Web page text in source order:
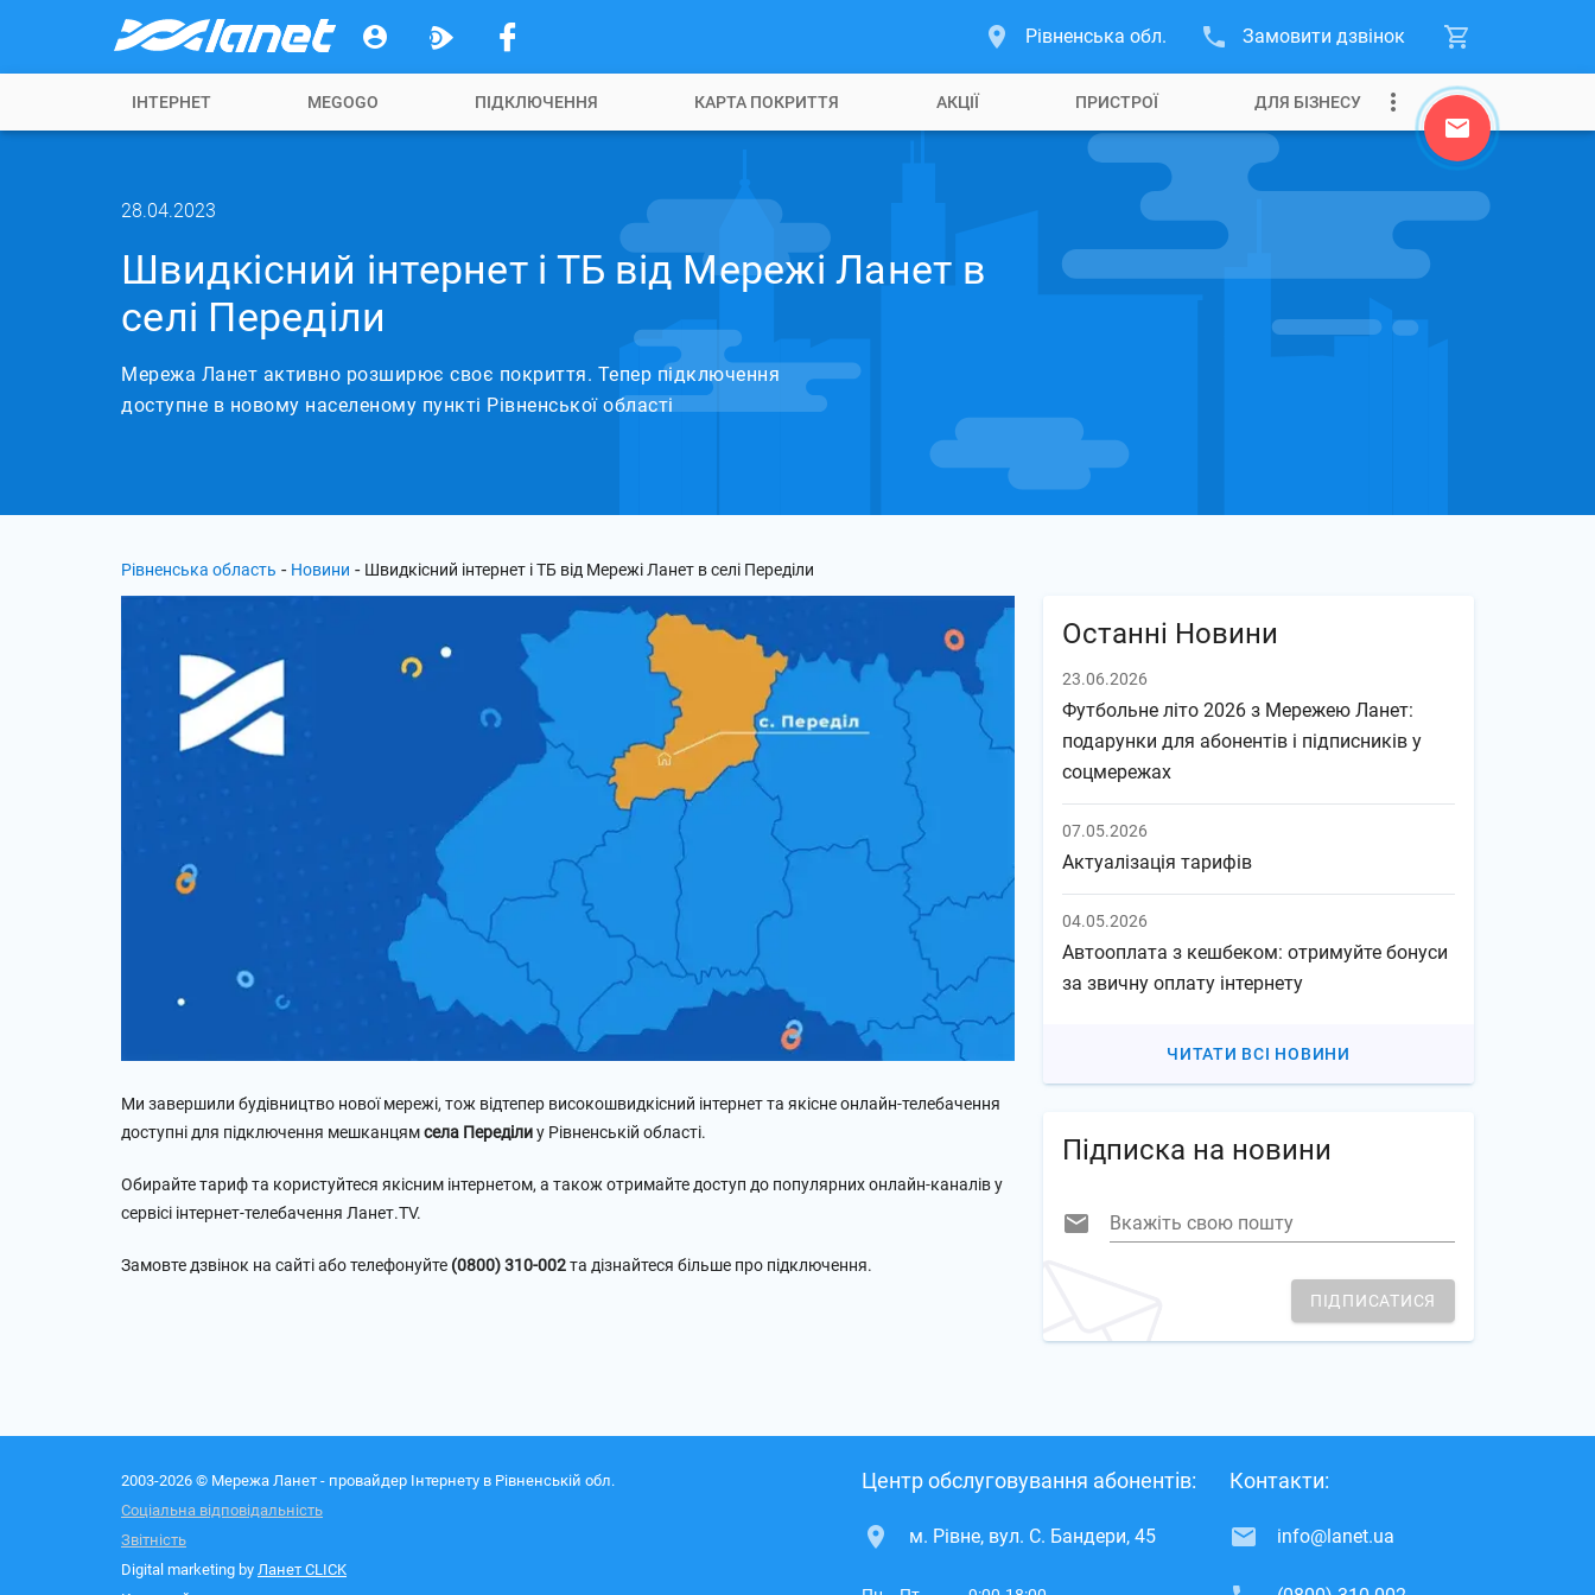
Рівненська обл. Замовити дзвінок
ІНТЕРНЕТ MEGOGO ПІДКЛЮЧЕННЯ КАРТА ПОКРИТТЯ АКЦІЇ ПРИСТРОЇ ДЛЯ БІЗНЕСУ
28.04.2023
Швидкісний інтернет і ТБ від Мережі Ланет в
селі Переділи
Мережа Ланет активно розширює своє покриття. Тепер підключення
доступне в новому населеному пункті Рівненської області
Рівненська область - Новини - Швидкісний інтернет і ТБ від Мережі Ланет в селі Переділи
Ми завершили будівництво нової мережі, тож відтепер високошвидкісний інтернет та якісне онлайн-телебачення
доступні для підключення мешканцямсела Переділиу Рівненській області.
Обирайте тариф та користуйтеся якісним інтернетом, а також отримайте доступ до популярних онлайн-каналів у
сервісі інтернет-телебачення Ланет.TV.
Замовте дзвінок на сайті або телефонуйте (0800) 310-002та дізнайтеся більше про підключення.
Останні Новини
23.06.2026
Футбольне літо 2026 з Мережею Ланет:
подарунки для абонентів і підписників у
соцмережах
07.05.2026
Актуалізація тарифів
04.05.2026
Автооплата з кешбеком: отримуйте бонуси
за звичну оплату інтернету
ЧИТАТИ ВСІ НОВИНИ
Підписка на новини
Вкажіть свою пошту
ПІДПИСАТИСЯ
2003-2026 © Мережа Ланет - провайдер Інтернету в Рівненській обл.
Соціальна відповідальність
Звітність
Digital marketing by Ланет CLICK
Центр обслуговування абонентів:
м. Рівне, вул. С. Бандери, 45
Контакти:
info@lanet.ua